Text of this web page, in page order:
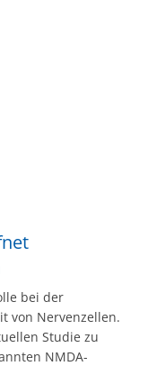
bei der
von Nervenzellen.
Studie zu
NMDA-